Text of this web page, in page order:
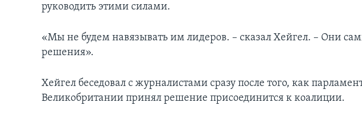
руководить этими силами.
«Мы не будем навязывать им лидеров. – сказал Хейгел. – Они
решения».
Хейгел беседовал с журналистами сразу после того, как
Великобритании принял решение присоединится к коалиции.